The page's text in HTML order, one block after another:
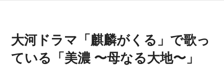
大河ドラマ「麒麟がくる」で歌っ
ている「美濃 〜母なる大地〜」